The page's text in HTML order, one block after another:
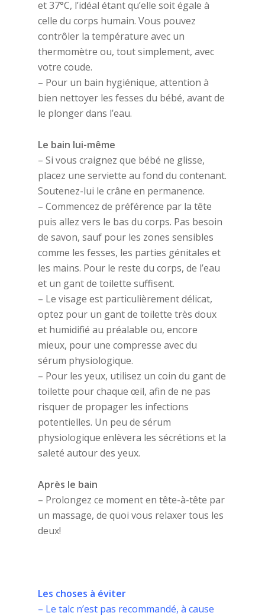
et 37°C, l’idéal étant qu’elle soit égale à
celle du corps humain. Vous pouvez
contrôler la température avec un
thermomètre ou, tout simplement, avec
votre coude.
– Pour un bain hygiénique, attention à
bien nettoyer les fesses du bébé, avant de
le plonger dans l’eau.
Le bain lui-même
– Si vous craignez que bébé ne glisse,
placez une serviette au fond du contenant.
Soutenez-lui le crâne en permanence.
– Commencez de préférence par la tête
puis allez vers le bas du corps. Pas besoin
de savon, sauf pour les zones sensibles
comme les fesses, les parties génitales et
les mains. Pour le reste du corps, de l’eau
et un gant de toilette suffisent.
– Le visage est particulièrement délicat,
optez pour un gant de toilette très doux
et humidifié au préalable ou, encore
mieux, pour une compresse avec du
sérum physiologique.
– Pour les yeux, utilisez un coin du gant de
toilette pour chaque œil, afin de ne pas
risquer de propager les infections
potentielles. Un peu de sérum
physiologique enlèvera les sécrétions et la
saleté autour des yeux.
Après le bain
– Prolongez ce moment en tête-à-tête par
un massage, de quoi vous relaxer tous les
deux!
Les choses à éviter
– Le talc n’est pas recommandé, à cause